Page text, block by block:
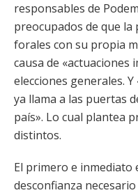
responsables de
preocupados de que
forales con su propia
causa de «actuaciones
elecciones generales.
ya llama a las puertas
país». Lo cual plantea
distintos.
El primero e inmediato
desconfianza